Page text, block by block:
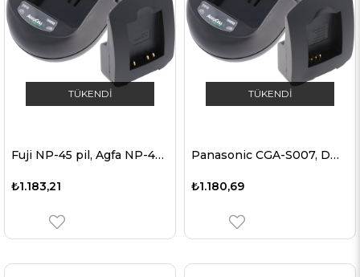
TÜKENDI
Fuji NP-45 pil, Agfa NP-45 için uygun AccuCell hızlı şarj cihazı
₺1.183,21
TÜKENDI
Panasonic CGA-S007, DMW-BCD10 için uygun hızlı şarj cihazı
₺1.180,69